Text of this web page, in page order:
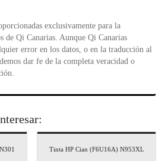
exclusivamente para la
de Qi Canarias. Aunque Qi Canarias
error en los datos, o en la traducción al
dar fe de la completa veracidad o
Tinta HP Cian (F6U16A) N953XL